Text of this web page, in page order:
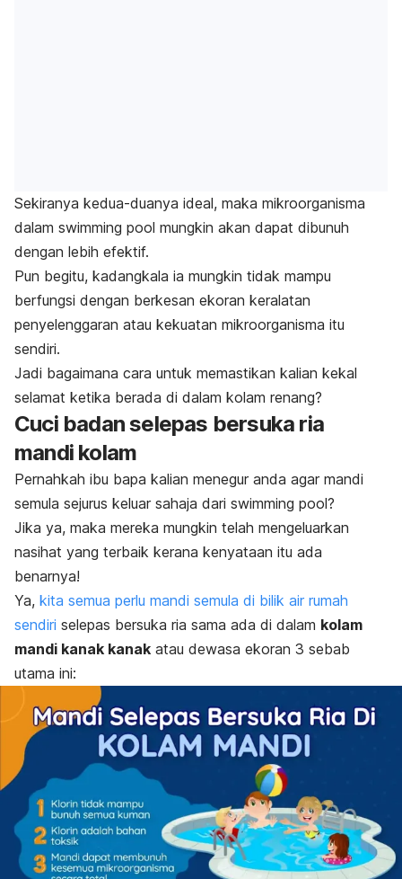
Sekiranya kedua-duanya ideal, maka mikroorganisma
dalam swimming pool mungkin akan dapat dibunuh
dengan lebih efektif.
Pun begitu, kadangkala ia mungkin tidak mampu
berfungsi dengan berkesan ekoran keralatan
penyelenggaran atau kekuatan mikroorganisma itu
sendiri.
Jadi bagaimana cara untuk memastikan kalian kekal
selamat ketika berada di dalam kolam renang?
Cuci badan selepas bersuka ria
mandi kolam
Pernahkah ibu bapa kalian menegur anda agar mandi
semula sejurus keluar sahaja dari swimming pool?
Jika ya, maka mereka mungkin telah mengeluarkan
nasihat yang terbaik kerana kenyataan itu ada
benarnya!
Ya, kita semua perlu mandi semula di bilik air rumah
sendiri selepas bersuka ria sama ada di dalam kolam
mandi kanak kanak atau dewasa ekoran 3 sebab
utama ini: